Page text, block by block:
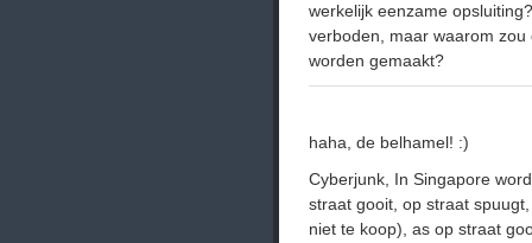
werkelijk eenzame
verboden, maar waarom
worden gemaakt?
haha, de belhamel! :)
Cyberjunk, In Singapore
straat gooit, op straat
niet te koop), as op straat